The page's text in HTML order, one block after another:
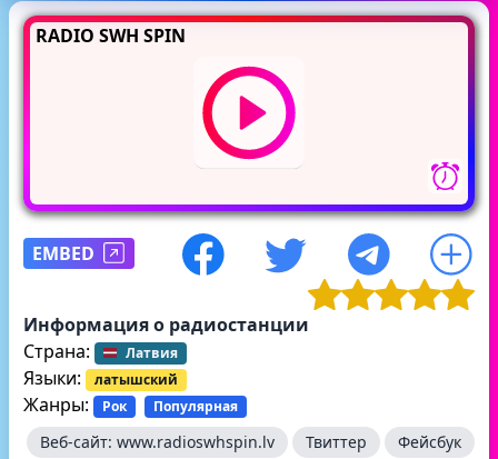
RADIO SWH SPIN
EMBED
Информация о радиостанции
Страна:
Латвия
Языки: латышский
Жанры: Рок Популярная
Веб-сайт: www.radioswhspin.lv Твиттер
Фейсбук